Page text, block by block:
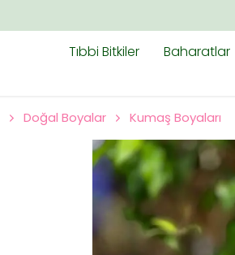
Tıbbi Bitkiler Baharatlar
Doğal Boyalar Kumaş Boyaları